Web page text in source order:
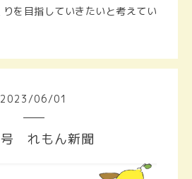
を目指していきたいと考えてい
2023 /06/01
れもん新聞